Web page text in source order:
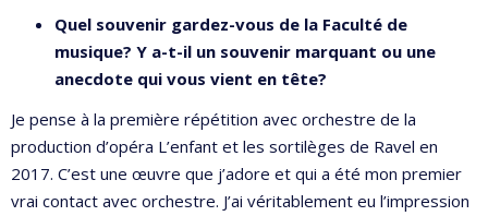
Quel souvenir gardez-vous de la Faculté de
musique? Y a-t-il un souvenir marquant ou une
anecdote qui vous vient en tête?
Je pense à la première répétition avec orchestre de la
production d’opéra L’enfant et les sortilèges de Ravel en
2017. C’est une œuvre que j’adore et qui a été mon premier
vrai contact avec orchestre. J’ai véritablement eu l’impression